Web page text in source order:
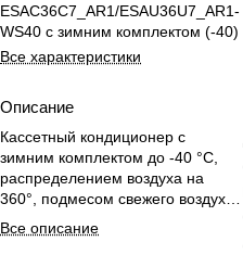
ESAC36C7_AR1/ESAU36U7_AR1-
WS40 с зимним комплектом (-40)
Все характеристики
Описание
Кассетный кондиционер с
зимним комплектом до -40 °C,
распределением воздуха на
360°, подмесом свежего воздуха
и панелью в комплекте.
Все описание